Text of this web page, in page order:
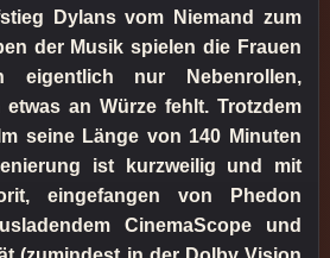
Dylans vom Niemand zum
der Musik spielen die Frauen
eigentlich nur Nebenrollen,
an Würze fehlt. Trotzdem
seine Länge von 140 Minuten
ist kurzweilig und mit
eingefangen von Phedon
CinemaScope und